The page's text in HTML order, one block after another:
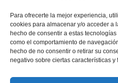
Para ofrecerte la mejor experiencia,
cookies para almacenar y/o acceder a
hecho de consentir a estas
como el comportamiento de
hecho de no consentir o retirar su
negativo sobre ciertas características y